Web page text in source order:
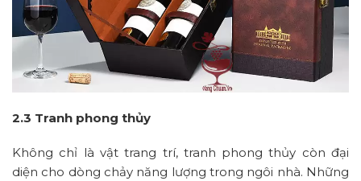
2.3 Tranh phong thủy
Không chỉ là vật trang trí, tranh phong thủy còn đại
diện cho dòng chảy năng lượng trong ngôi nhà. Những